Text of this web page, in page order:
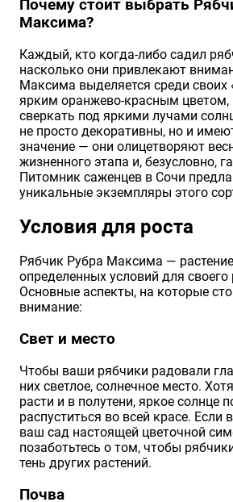
Почему стоит выбрать
Максима?
Каждый, кто когда-либо садил
насколько они привлекают
Максима выделяется среди своих
ярким оранжево-красным цветом,
сверкать под яркими лучами
не просто декоративны, но и
значение — они олицетворяют
жизненного этапа и, безусловно,
Питомник саженцев в Сочи
уникальные экземпляры этого
Условия для роста
Рябчик Рубра Максима —
определенных условий для своего
Основные аспекты, на которые
внимание:
Свет и место
Чтобы ваши рябчики радовали
них светлое, солнечное место.
расти и в полутени, яркое солнце
распуститься во всей красе. Если
ваш сад настоящей цветочной
позаботьтесь о том, чтобы
тень других растений.
Почва